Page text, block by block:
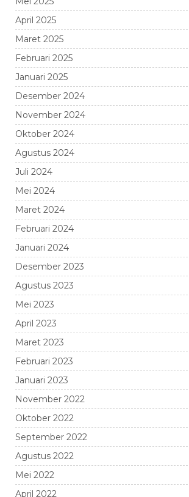
April 2025
Maret 2025
Februari 2025
Januari 2025
Desember 2024
November 2024
Oktober 2024
Agustus 2024
Juli 2024
Mei 2024
Maret 2024
Februari 2024
Januari 2024
Desember 2023
Agustus 2023
Mei 2023
April 2023
Maret 2023
Februari 2023
Januari 2023
November 2022
Oktober 2022
September 2022
Agustus 2022
Mei 2022
April 2022